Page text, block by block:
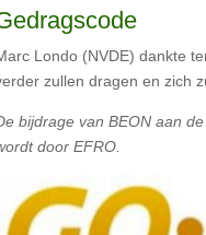
Londo (NVDE) dankte
zullen dragen en zich
bijdrage van BEON aan
door EFRO.